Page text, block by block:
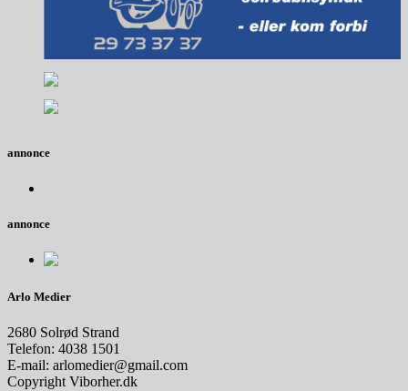
annonce
annonce
Arlo Medier
2680 Solrød Strand
Telefon: 4038 1501
E-mail: arlomedier@gmail.com
Copyright Viborher.dk